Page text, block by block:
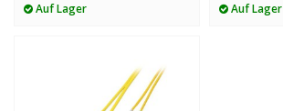
Auf Lager Auf Lager